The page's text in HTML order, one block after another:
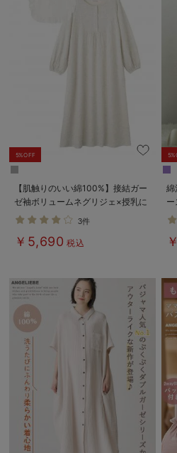
5%OFF
【肌触りのいい綿100%】接結ガー
ゼ袖ボリュームネグリジェ×授乳に
便利ケープセットパジャマ マタニ
ティ・授乳パジャマ
3件
￥5,690 税込
綿